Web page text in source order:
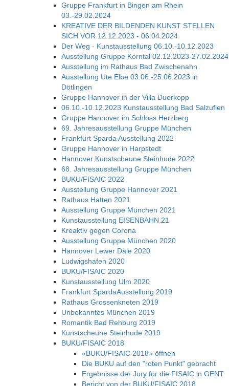
Gruppe Frankfurt in Bingen am Rhein
03.-29.02.2024
KREATIVE DER BILDENDEN KUNST STELLEN
SICH VOR 12.12.2023 - 06.04.2024
Der Weg - Kunstausstellung 06.10.-10.12.2023
Ausstellung Gruppe Korntal 02.12.2023-27.02.2024
Ausstellung im Rathaus Bad Zwischenahn
Ausstellung Ute Elbe 03.06.-25.06.2023 in
Dötlingen
Gruppe Hannover in der Villa Duerkopp
06.10.-10.12.2023 Kunstausstellung Bad Salzuflen
Gruppe Hannover im Schloss Herzberg
69. Jahresausstellung Gruppe München
Frankfurt Sparda Ausstellung 2022
Gruppe Hannover in Harpstedt
Hannover Kunstscheune Steinhude 2022
68. Jahresausstellung Gruppe München
BUKU/FISAIC 2022
Ausstellung Gruppe Hannover 2021
Rathaus Hatten 2021
Ausstellung Gruppe München 2021
Kunstausstellung EISENBAHN.21
Kreaktiv gegen Corona
Ausstellung Gruppe München 2020
Hannover Lewer Däle 2020
Ludwigshafen 2020
BUKU/FISAIC 2020
Kunstausstellung Ulm 2020
Frankfurt SpardaAusstellung 2019
Rathaus Grossenkneten 2019
Unbekanntes München 2019
Romantik Bad Rehburg 2019
Kunstscheune Steinhude 2019
BUKU/FISAIC 2018
«BUKU/FISAIC 2018» öffnen
Die BUKU auf den "roten Punkt" gebracht
Ergebnisse der Jury für die FISAIC in GENT
Bericht von der BUKU/FISAIC 2018